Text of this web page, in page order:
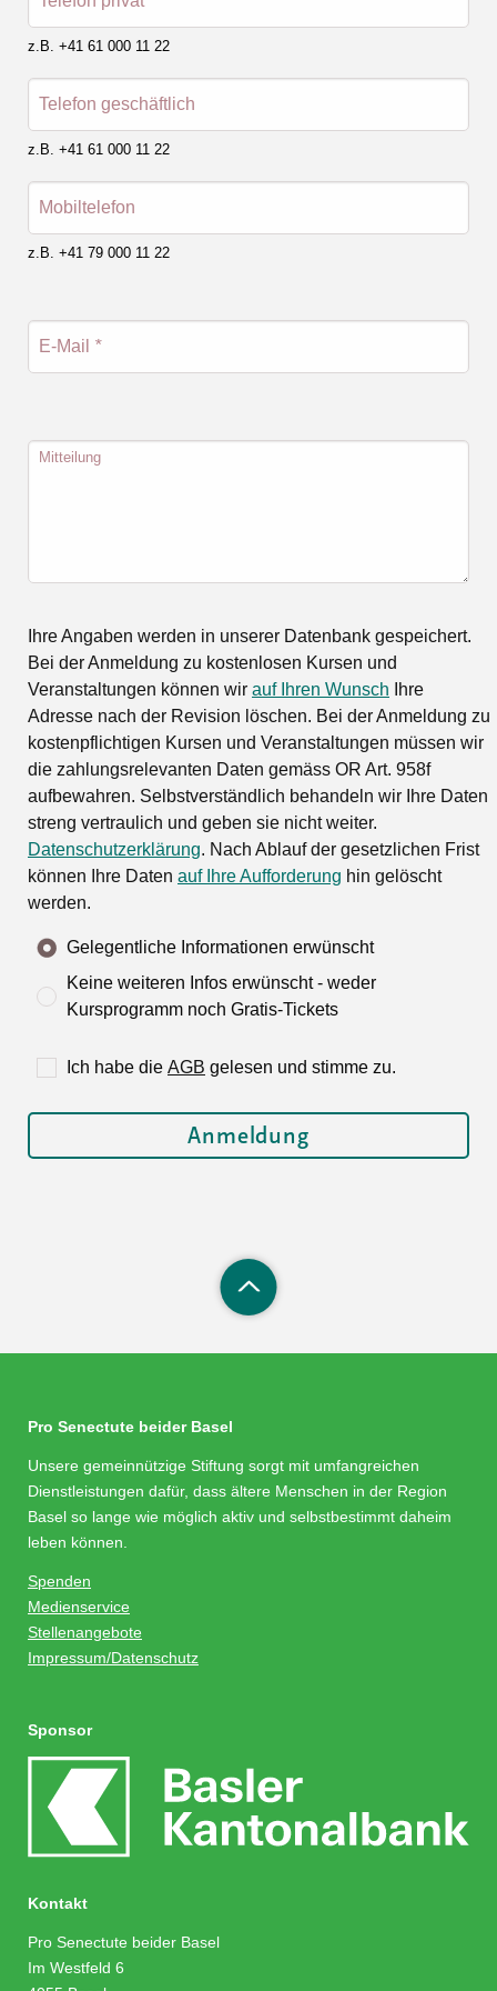
z.B. +41 61 000 11 22
Telefon geschäftlich
z.B. +41 61 000 11 22
Mobiltelefon
z.B. +41 79 000 11 22
E-Mail *
Mitteilung
Ihre Angaben werden in unserer Datenbank gespeichert.
Bei der Anmeldung zu kostenlosen Kursen und
Veranstaltungen können wir auf Ihren Wunsch Ihre
Adresse nach der Revision löschen. Bei der Anmeldung zu
kostenpflichtigen Kursen und Veranstaltungen müssen wir
die zahlungsrelevanten Daten gemäss OR Art. 958f
aufbewahren. Selbstverständlich behandeln wir Ihre Daten
streng vertraulich und geben sie nicht weiter.
Datenschutzerklärung. Nach Ablauf der gesetzlichen Frist
können Ihre Daten auf Ihre Aufforderung hin gelöscht
werden.
Gelegentliche Informationen erwünscht
Keine weiteren Infos erwünscht - weder
Kursprogramm noch Gratis-Tickets
Ich habe die AGB gelesen und stimme zu.
Pro Senectute beider Basel
Unsere gemeinnützige Stiftung sorgt mit umfangreichen
Dienstleistungen dafür, dass ältere Menschen in der Region
Basel so lange wie möglich aktiv und selbstbestimmt daheim
leben können.
Spenden
Medienservice
Stellenangebote
Impressum/Datenschutz
Sponsor
Kontakt
Pro Senectute beider Basel
Im Westfeld 6